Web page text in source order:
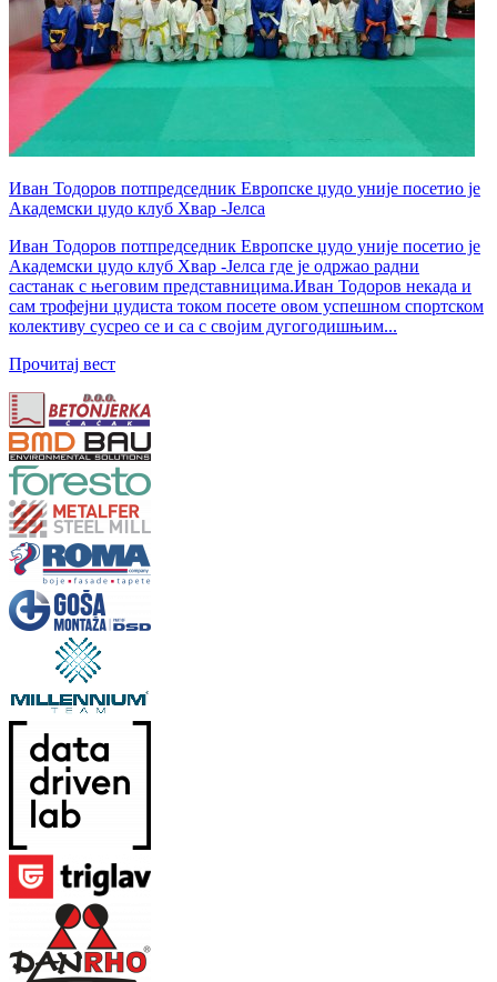
Иван Тодоров потпредседник Европске џудо уније посетио је
Академски џудо клуб Хвар -Јелса
Иван Тодоров потпредседник Европске џудо уније посетио је
Академски џудо клуб Хвар -Јелса где је одржао радни
састанак с његовим представницима.Иван Тодоров некада и
сам трофејни џудиста током посете овом успешном спортском
колективу сусрео се и са с својим дугогодишњим...
Прочитај вест